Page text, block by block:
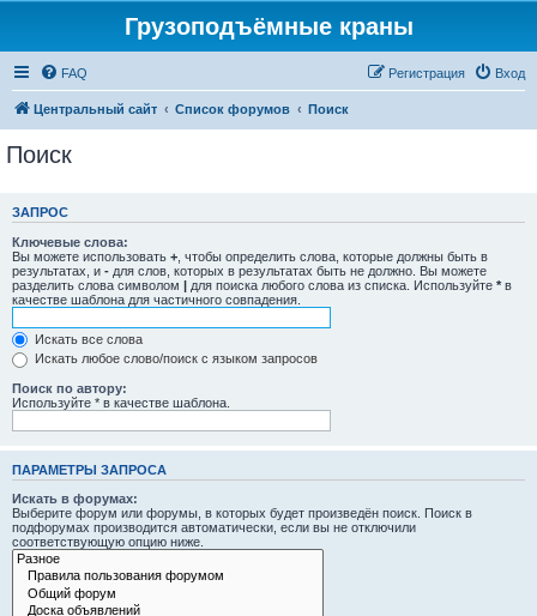
Грузоподъёмные краны
FAQ Вход
Регистрация
Центральный сайт Список форумов Поиск
Поиск
ЗАПРОС
Ключевые слова:
Вы можете использовать + , чтобы определить слова, которые должны быть в
результатах, и - для слов, которых в результатах быть не должно. Вы можете
разделить слова символом | для поиска любого слова из списка. Используйте * в
качестве шаблона для частичного совпадения.
Искать все слова
Искать любое слово/поиск с языком запросов
Поиск по автору:
Используйте * в качестве шаблона.
ПАРАМЕТРЫ ЗАПРОСА
Искать в форумах:
Выберите форум или форумы, в которых будет произведён поиск. Поиск в
подфорумах производится автоматически, если вы не отключили
соответствующую опцию ниже.